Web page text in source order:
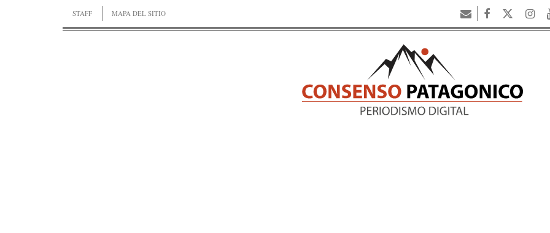
STAFF MAPA DEL SITIO